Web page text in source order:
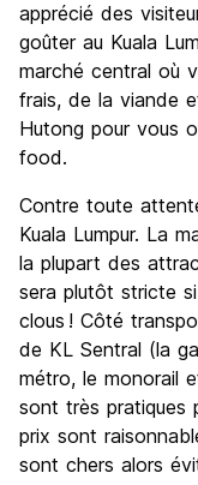
apprécié des
goûter au Kuala
marché central où
frais, de la viande
Hutong pour vous
food.
Contre toute
Kuala Lumpur. La
la plupart des
sera plutôt stricte
clous ! Côté
de KL Sentral (la
métro, le monorail
sont très pratiques
prix sont
sont chers alors